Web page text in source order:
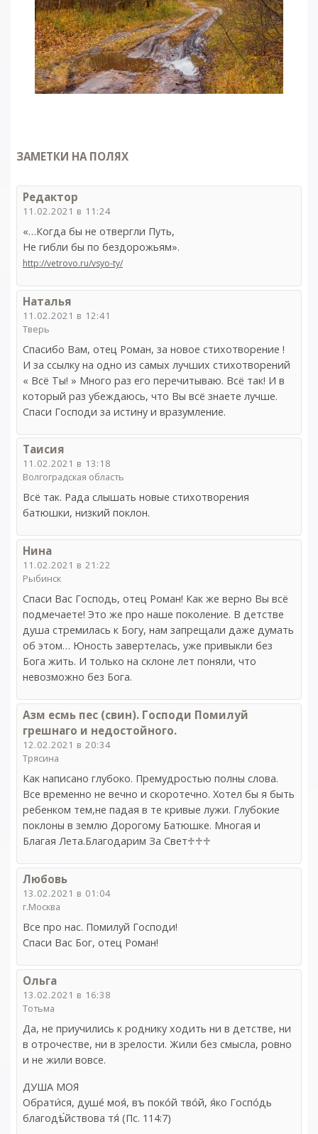
ЗАМЕТКИ НА ПОЛЯХ
Редактор
11.02.2021 в 11:24
«…Когда бы не отвергли Путь,
Не гибли бы по бездорожьям».
http://vetrovo.ru/vsyo-ty/
Наталья
11.02.2021 в 12:41
Тверь
Спасибо Вам, отец Роман, за новое стихотворение !
И за ссылку на одно из самых лучших стихотворений
« Всё Ты! » Много раз его перечитываю. Всё так! И в
который раз убеждаюсь, что Вы всё знаете лучше.
Спаси Господи за истину и вразумление.
Таисия
11.02.2021 в 13:18
Волгоградская область
Всё так. Рада слышать новые стихотворения
батюшки, низкий поклон.
Нина
11.02.2021 в 21:22
Рыбинск
Спаси Вас Господь, отец Роман! Как же верно Вы всё
подмечаете! Это же про наше поколение. В детстве
душа стремилась к Богу, нам запрещали даже думать
об этом… Юность завертелась, уже привыкли без
Бога жить. И только на склоне лет поняли, что
невозможно без Бога.
Азм есмь пес (свин). Господи Помилуй
грешнаго и недостойного.
12.02.2021 в 20:34
Трясина
Как написано глубоко. Премудростью полны слова.
Все временно не вечно и скоротечно. Хотел бы я быть
ребенком тем,не падая в те кривые лужи. Глубокие
поклоны в землю Дорогому Батюшке. Многая и
Благая Лета.Благодарим За Свет♱♱♱
Любовь
13.02.2021 в 01:04
г.Москва
Все про нас. Помилуй Господи!
Спаси Вас Бог, отец Роман!
Ольга
13.02.2021 в 16:38
Тотьма
Да, не приучились к роднику ходить ни в детстве, ни
в отрочестве, ни в зрелости. Жили без смысла, ровно
и не жили вовсе.
ДУША МОЯ
Обрати́ся, душе́ моя́, въ поко́й тво́й, я́ко Госпо́дь
благодѣ́йствова тя́ (Пс. 114:7)